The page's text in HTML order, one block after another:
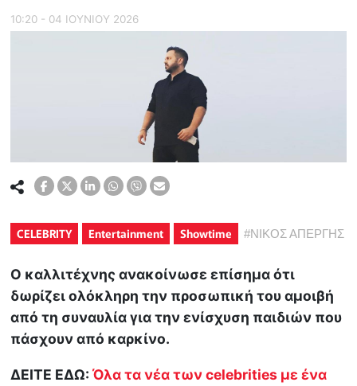
10:20 - 04 ΙΟΥΝΙΟΥ 2026
CELEBRITY Entertainment Showtime #ΝΙΚΟΣ ΑΠΕΡΓΗΣ
Ο καλλιτέχνης ανακοίνωσε επίσημα ότι
δωρίζει ολόκληρη την προσωπική του αμοιβή
από τη συναυλία για την ενίσχυση παιδιών που
πάσχουν από καρκίνο.
ΔΕΙΤΕ ΕΔΩ:Όλα τα νέα των celebrities με ένα